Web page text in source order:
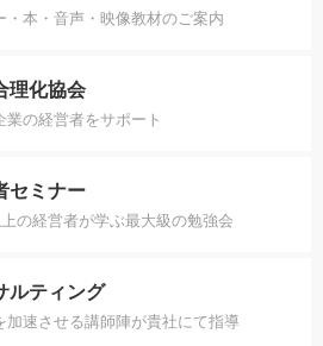
・本・音声・映像教材のご案内
理化協会
業の経営者をサポート
セミナー
の経営者が学ぶ最大級の勉強会
ルティング
加速させる講師陣が貴社にて指導